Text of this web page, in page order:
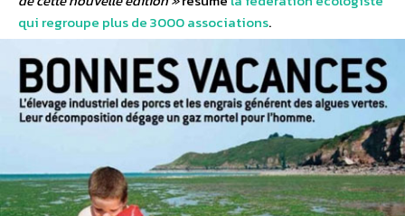
qui regroupe plus de 3000 associations.